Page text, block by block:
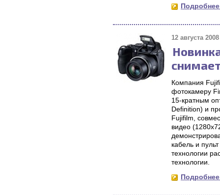
12 августа 2008
Компания
фотокамеру
15-кратным
Definition) и
Fujifilm,
видео
кабель и
технологии
технологии.